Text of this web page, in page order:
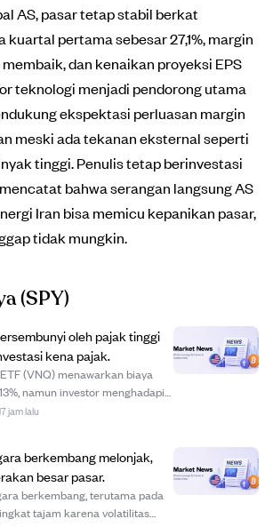
AS, pasar tetap stabil berkat
kuartal pertama sebesar 27,1%, margin
dan kenaikan proyeksi EPS
teknologi menjadi pendorong utama
ekspektasi perluasan margin
meski ada tekanan eksternal seperti
tinggi. Penulis tetap berinvestasi
bahwa serangan langsung AS
Iran bisa memicu kepanikan pasar,
tidak mungkin.
(SPY)
oleh pajak tinggi
kena pajak.
(VNQ) menawarkan biaya
namun investor menghadapi
akibat perlakuan pajak dividen.
jam lalu
berkembang melonjak,
besar pasar.
berkembang, terutama pada
tajam karena volatilitas